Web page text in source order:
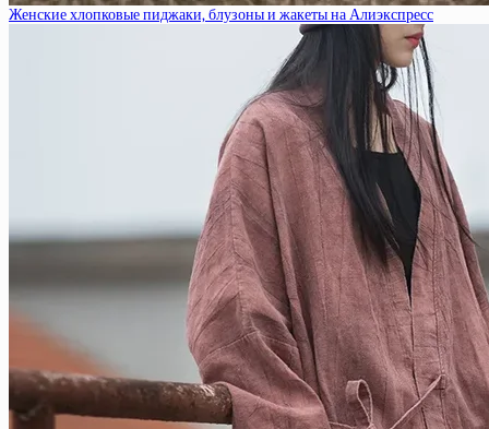
Женские хлопковые пиджаки, блузоны и жакеты на Алиэкспресс